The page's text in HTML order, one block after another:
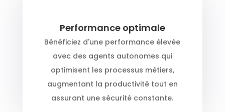
Performance optimale
Bénéficiez d'une performance élevée
avec des agents autonomes qui
optimisent les processus métiers,
augmentant la productivité tout en
assurant une sécurité constante.